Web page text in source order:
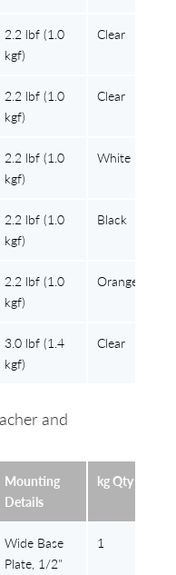
2.2 lbf (1.0
kgf)
Clear
2.2 lbf (1.0
kgf)
Clear
2.2 lbf (1.0
kgf)
White
2.2 lbf (1.0
kgf)
Black
2.2 lbf (1.0
kgf)
Orange
3.0 lbf (1.4
kgf)
Clear
and
Mounting
Details
kg Qty
Wide Base
Plate, 1/2"
1